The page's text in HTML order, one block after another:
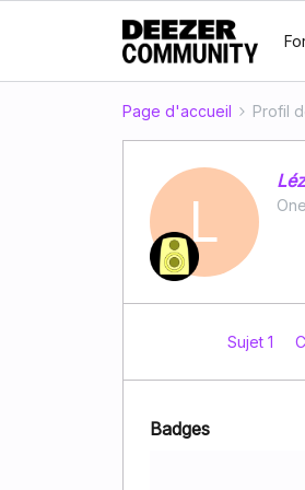
Page d'accueil Profil
L
Sujet 1
Badges